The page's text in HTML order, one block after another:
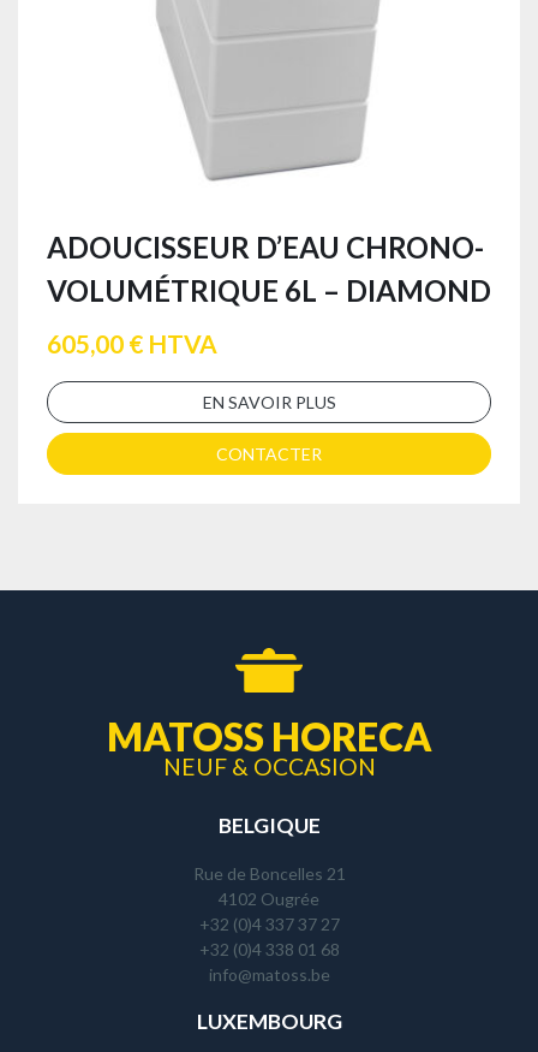
ADOUCISSEUR D’EAU CHRONO-
VOLUMÉTRIQUE 6L – DIAMOND
605,00 € HTVA
EN SAVOIR PLUS
CONTACTER
MATOSS HORECA
NEUF & OCCASION
BELGIQUE
Rue de Boncelles 21
4102 Ougrée
+32 (0)4 337 37 27
+32 (0)4 338 01 68
info@matoss.be
LUXEMBOURG